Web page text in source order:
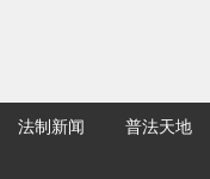
法制新闻 普法天地